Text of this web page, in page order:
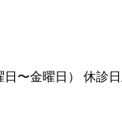
〜⾦曜⽇） 休診日